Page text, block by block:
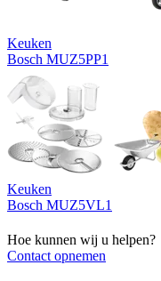
Keuken
Bosch MUZ5PP1
Keuken
Bosch MUZ5VL1
Hoe kunnen wij u helpen?
Contact opnemen